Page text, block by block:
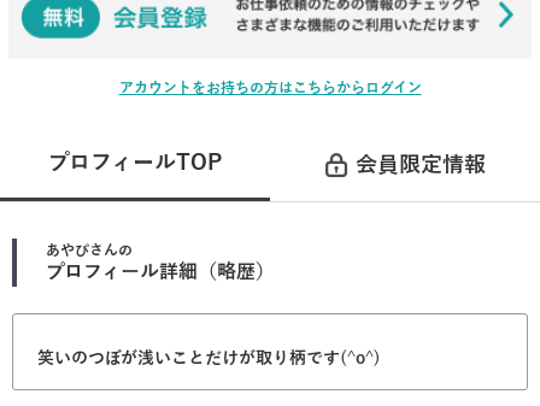
アカウントをお持ちの方はこちらからログイン
プロフィールTOP 会員限定情報
あやぴさんの
プロフィール詳細（略歴）
笑いのつぼが浅いことだけが取り柄です(^o^)